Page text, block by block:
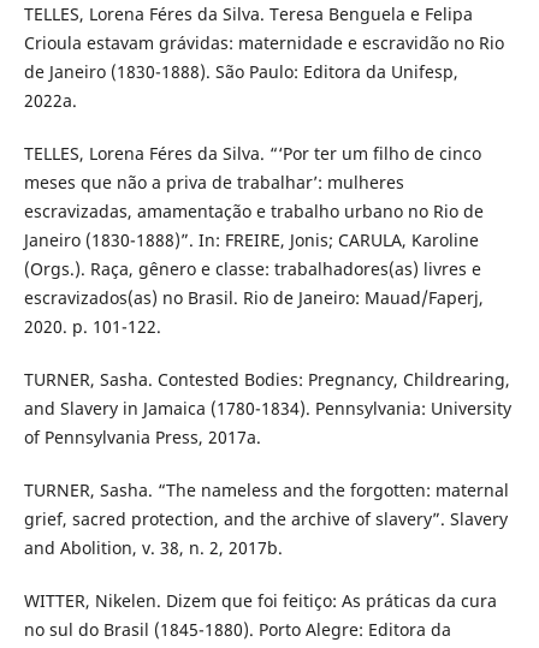
TELLES, Lorena Féres da Silva. Teresa Benguela e Felipa
Crioula estavam grávidas: maternidade e escravidão no Rio
de Janeiro (1830-1888). São Paulo: Editora da Unifesp,
2022a.
TELLES, Lorena Féres da Silva. “‘Por ter um filho de cinco
meses que não a priva de trabalhar’: mulheres
escravizadas, amamentação e trabalho urbano no Rio de
Janeiro (1830-1888)”. In: FREIRE, Jonis; CARULA, Karoline
(Orgs.). Raça, gênero e classe: trabalhadores(as) livres e
escravizados(as) no Brasil. Rio de Janeiro: Mauad/Faperj,
2020. p. 101-122.
TURNER, Sasha. Contested Bodies: Pregnancy, Childrearing,
and Slavery in Jamaica (1780-1834). Pennsylvania: University
of Pennsylvania Press, 2017a.
TURNER, Sasha. “The nameless and the forgotten: maternal
grief, sacred protection, and the archive of slavery”. Slavery
and Abolition, v. 38, n. 2, 2017b.
WITTER, Nikelen. Dizem que foi feitiço: As práticas da cura
no sul do Brasil (1845-1880). Porto Alegre: Editora da